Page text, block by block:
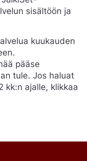
sisältöön ja
kuukauden
pääse
tule. Jos haluat
kk:n ajalle, klikkaa